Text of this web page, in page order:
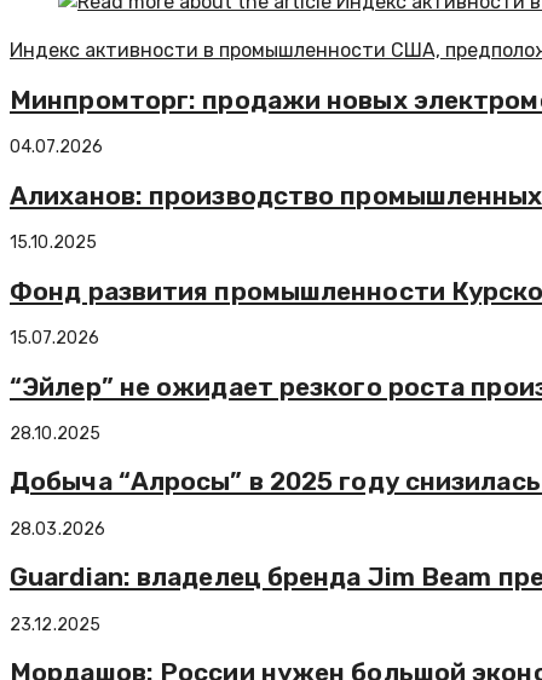
Индекс активности в промышленности США,
Минпромторг: продажи новых
04.07.2026
Алиханов: производство
15.10.2025
Фонд развития промышленности
15.07.2026
“Эйлер” не ожидает резкого роста
28.10.2025
Добыча “Алросы” в 2025 году
28.03.2026
Guardian: владелец бренда Jim Beam
23.12.2025
Мордашов: России нужен большой